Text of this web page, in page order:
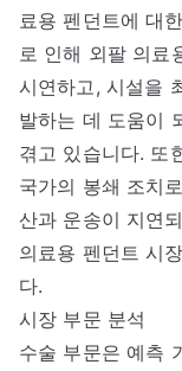
료용 펜던트에 대
로 인해 외팔 의료
시연하고, 시설을
발하는 데 도움이
겪고 있습니다. 또
국가의 봉쇄 조치
산과 운송이 지연
의료용 펜던트 시
다.
시장 부문 분석
수술 부문은 예측